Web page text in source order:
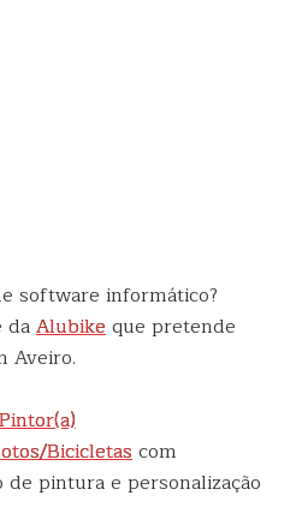
software informático?
daAlubikeque pretende
Aveiro.
Pintor(a)
Bicicletascom
de pintura e personalização